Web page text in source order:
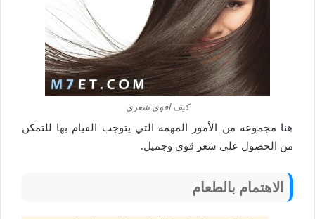
كيف اقوي شعري
هنا مجموعة من الأمور المهمة التي يتوجب القيام بها للتمكن
من الحصول على شعر قوي وجميل.
الاهتمام بالطعام